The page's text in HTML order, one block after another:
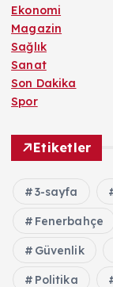
Ekonomi
Magazin
Sağlık
Sanat
Son Dakika
Spor
Etiketler
3-sayfa
Fenerbahçe
Güvenlik
Politika